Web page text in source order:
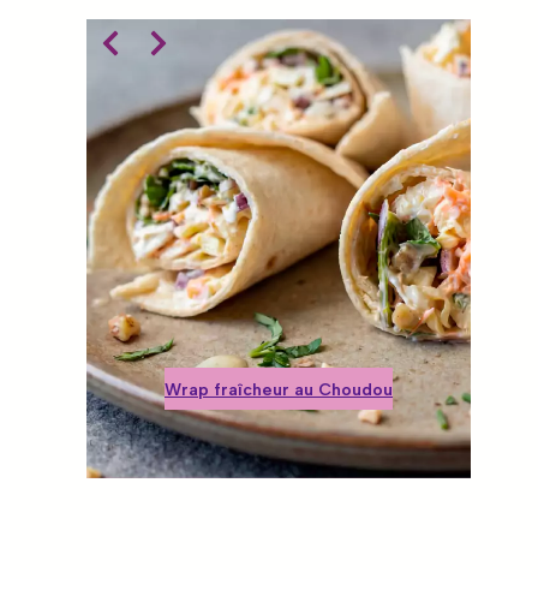
Wrap fraîcheur
au Choudou
Le plein de crudités
Prêt en 5 min
Wrap fraîcheur au Choudou